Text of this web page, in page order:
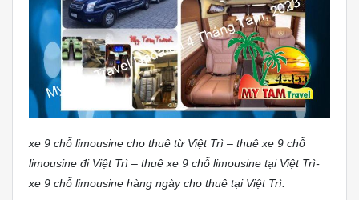
xe 9 chỗ limousine cho thuê từ Việt Trì – thuê xe 9 chỗ
limousine đi Việt Trì – thuê xe 9 chỗ limousine tại Việt Trì-
xe 9 chỗ limousine hàng ngày cho thuê tại Việt Trì.